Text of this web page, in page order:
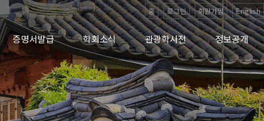
홈 로그인 회원가입 English
증명서발급 학회소식 관광학사전 정보공개